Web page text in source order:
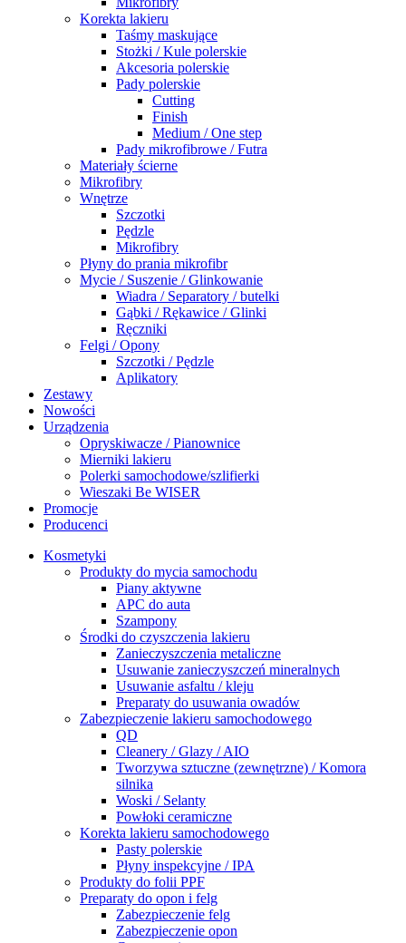
Korekta lakieru
Taśmy maskujące
Stożki / Kule polerskie
Akcesoria polerskie
Pady polerskie
Cutting
Finish
Medium / One step
Pady mikrofibrowe / Futra
Materiały ścierne
Mikrofibry
Wnętrze
Szczotki
Pędzle
Mikrofibry
Płyny do prania mikrofibr
Mycie / Suszenie / Glinkowanie
Wiadra / Separatory / butelki
Gąbki / Rękawice / Glinki
Ręczniki
Felgi / Opony
Szczotki / Pędzle
Aplikatory
Zestawy
Nowości
Urządzenia
Opryskiwacze / Pianownice
Mierniki lakieru
Polerki samochodowe/szlifierki
Wieszaki Be WISER
Promocje
Producenci
Kosmetyki
Produkty do mycia samochodu
Piany aktywne
APC do auta
Szampony
Środki do czyszczenia lakieru
Zanieczyszczenia metaliczne
Usuwanie zanieczyszczeń mineralnych
Usuwanie asfaltu / kleju
Preparaty do usuwania owadów
Zabezpieczenie lakieru samochodowego
QD
Cleanery / Glazy / AIO
Tworzywa sztuczne (zewnętrzne) / Komora
silnika
Woski / Selanty
Powłoki ceramiczne
Korekta lakieru samochodowego
Pasty polerskie
Płyny inspekcyjne / IPA
Produkty do folii PPF
Preparaty do opon i felg
Zabezpieczenie felg
Zabezpieczenie opon